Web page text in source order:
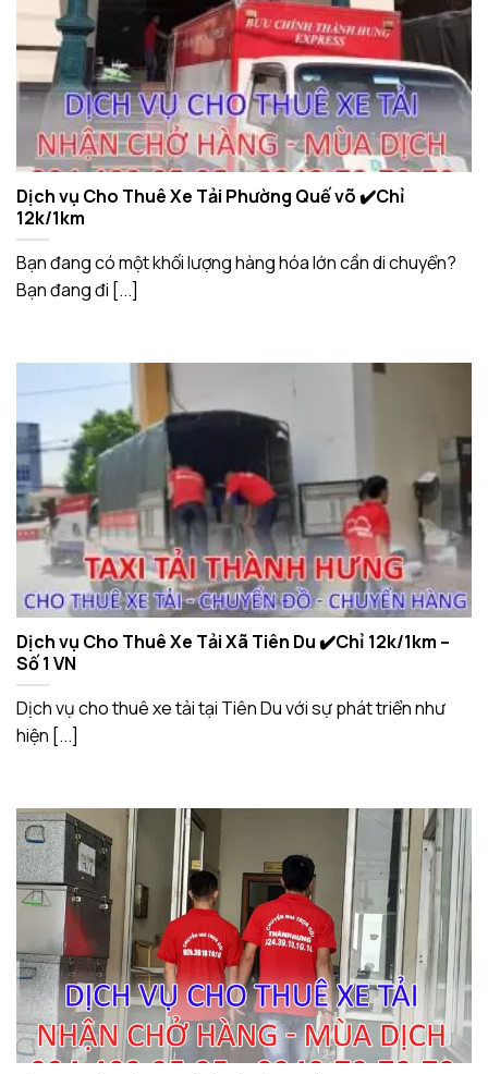
Dịch vụ Cho Thuê Xe Tải Phường Quế võ ✔️Chỉ
12k/1km
Bạn đang có một khối lượng hàng hóa lớn cần di chuyển?
Bạn đang đi [...]
Dịch vụ Cho Thuê Xe Tải Xã Tiên Du ✔️Chỉ 12k/1km –
Số 1 VN
Dịch vụ cho thuê xe tải tại Tiên Du với sự phát triển như
hiện [...]